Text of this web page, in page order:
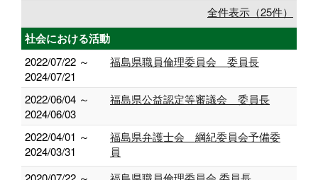
全件表示（25件）
社会における活動
2022/07/22 ～
2024/07/21
福島県職員倫理委員会 委員長
2022/06/04 ～
2024/06/03
福島県公益認定等審議会 委員長
2022/04/01 ～
2024/03/31
福島県弁護士会 綱紀委員会予備委
員